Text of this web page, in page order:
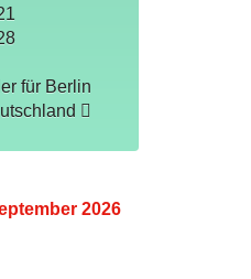
für Berlin
2026